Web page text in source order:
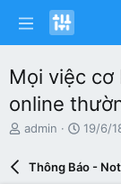
Mọi việc cơ
online
N
ư
admin
N
y
19/6/
Thông Báo -